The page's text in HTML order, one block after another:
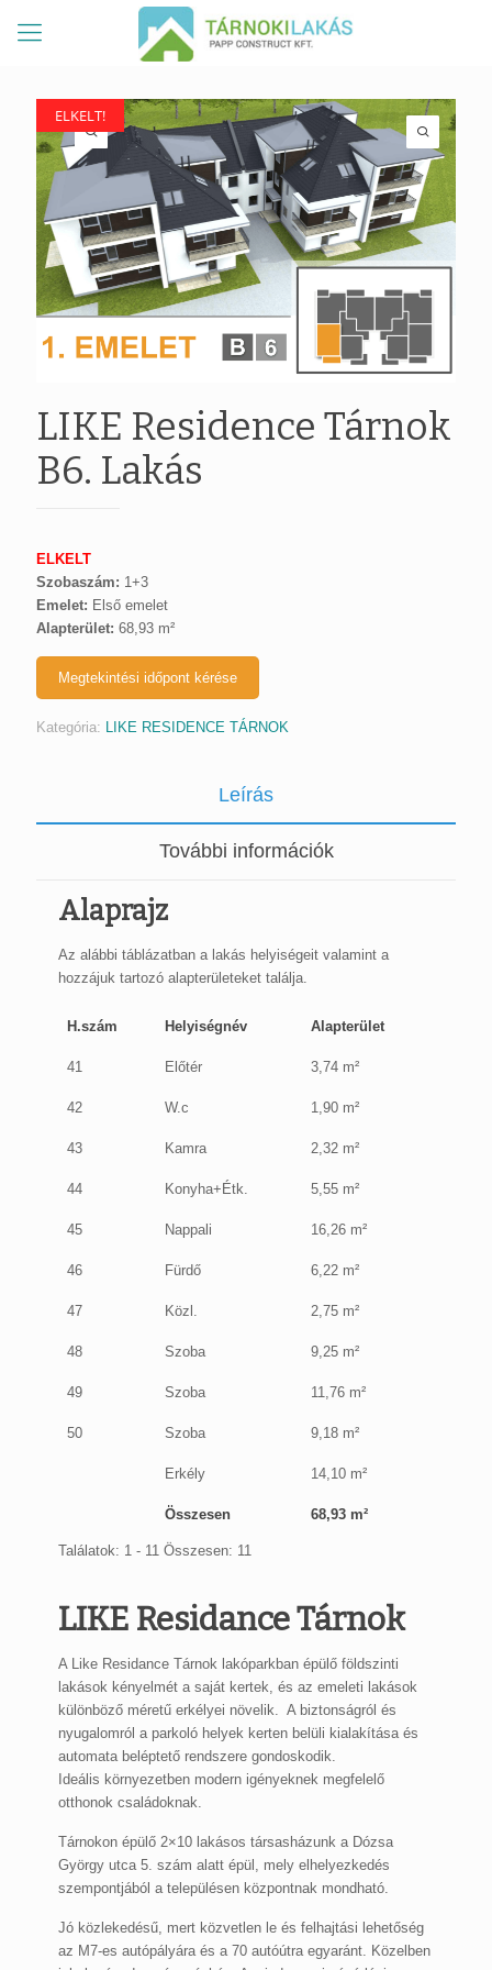
ELKELT!
ELKELT!
LIKE Residence Tárnok
B6. Lakás
ELKELT
Szobaszám: 1+3
Emelet: Első emelet
Alapterület: 68,93 m²
Megtekintési időpont kérése
Kategória: LIKE RESIDENCE TÁRNOK
Leírás
További információk
Alaprajz
Az alábbi táblázatban a lakás helyiségeit valamint a
hozzájuk tartozó alapterületeket találja.
H.szám Helyiségnév Alapterület
41 Előtér 3,74 m²
42 W.c 1,90 m²
43 Kamra 2,32 m²
44 Konyha+Étk. 5,55 m²
45 Nappali 16,26 m²
46 Fürdő 6,22 m²
47 Közl. 2,75 m²
48 Szoba 9,25 m²
49 Szoba 11,76 m²
50 Szoba 9,18 m²
Erkély 14,10 m²
Összesen 68,93 m²
Találatok: 1 - 11 Összesen: 11
LIKE Residance Tárnok
A Like Residance Tárnok lakóparkban épülő földszinti
lakások kényelmét a saját kertek, és az emeleti lakások
különböző méretű erkélyei növelik. A biztonságról és
nyugalomról a parkoló helyek kerten belüli kialakítása és
automata beléptető rendszere gondoskodik.
Ideális környezetben modern igényeknek megfelelő
otthonok családoknak.
Tárnokon épülő 2×10 lakásos társasházunk a Dózsa
György utca 5. szám alatt épül, mely elhelyezkedés
szempontjából a településen központnak mondható.
Jó közlekedésű, mert közvetlen le és felhajtási lehetőség
az M7-es autópályára és a 70 autóútra egyaránt. Közelben